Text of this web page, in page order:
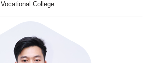
Vocational College